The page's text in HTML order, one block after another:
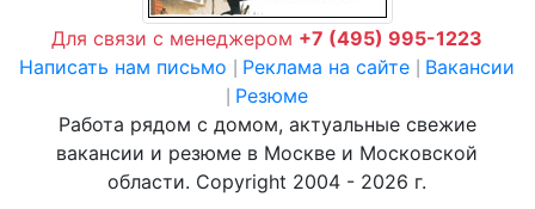
Для связи с менеджером +7 (495) 995-1223
Написать нам письмо
Реклама на сайте Вакансии
Резюме
Работа рядом с домом, актуальные свежие
вакансии и резюме в Москве и Московской
области. Copyright 2004 - 2026 г.